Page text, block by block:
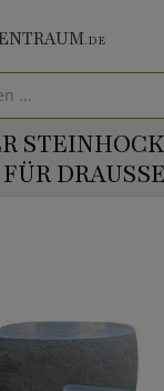
.DE